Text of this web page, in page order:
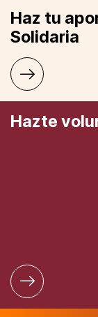
Haz tu
Solidaria
Hazte